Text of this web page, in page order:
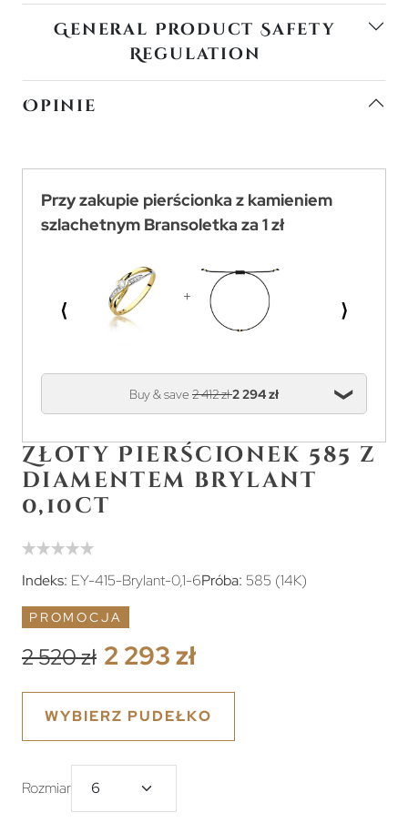
General Product Safety
Regulation
Opinie
Przy zakupie pierścionka z kamieniem
szlachetnym Bransoletka za 1 zł
⟨ ⟩
Buy & save 2 412 zł2 294 zł
Złoty Pierścionek 585 z
diamentem brylant
0,10ct
Indeks: EY-415-Brylant-0,1-6Próba: 585 (14K)
PROMOCJA
2 520 zł 2 293 zł
WYBIERZ PUDEŁKO
Rozmiar